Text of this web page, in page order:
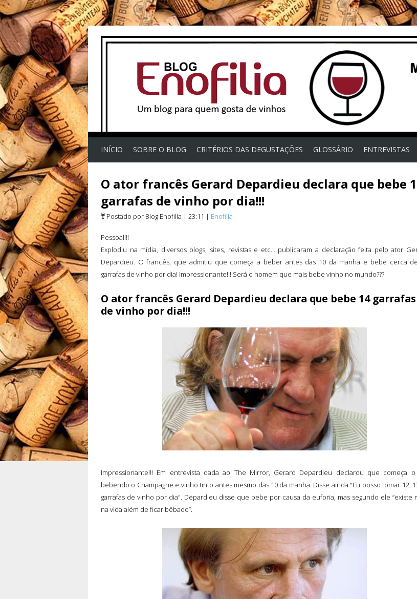
INÍCIO SOBRE O BLOG CRITÉRIOS DAS DEGUSTAÇÕES GLOSSÁRIO ENTREVISTAS
O ator francês Gerard Depardieu declara que bebe
garrafas de vinho por dia!!!
Postado por Blog Enofilia | 23:11 | Enofilia
Pessoal!!!
Explodiu na mídia, diversos blogs, sites, revistas e etc... publicaram a declaração feita pelo ator
Depardieu. O francês, que admitiu que começa a beber antes das 10 da manhã e bebe cerca
garrafas de vinho por dia! Impressionante!!! Será o homem que mais bebe vinho no mundo???
O ator francês Gerard Depardieu declara que bebe 14 garrafas
de vinho por dia!!!
Impressionante!!! Em entrevista dada ao The Mirror, Gerard Depardieu declarou que começa
bebendo o Champagne e vinho tinto antes mesmo das 10 da manhã. Disse ainda "Eu posso tomar 12,
garrafas de vinho por dia". Depardieu disse que bebe por causa da euforia, mas segundo ele “existe
na vida além de ficar bêbado”.